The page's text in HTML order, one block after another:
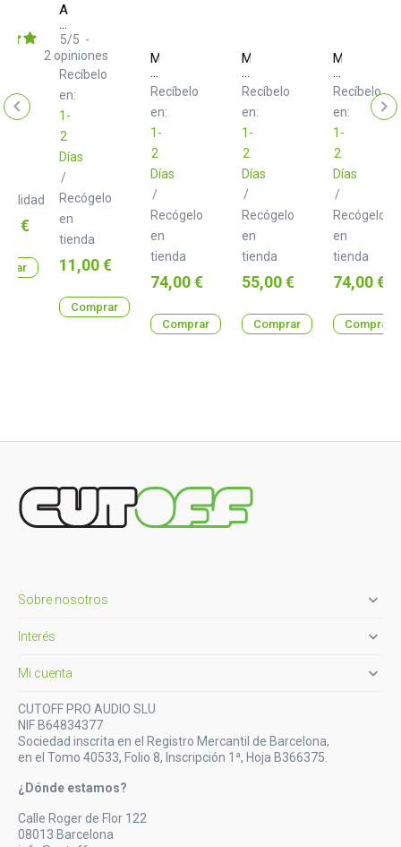
€
Adam
Hall
K3BVV0120SET
Recíbelo
en:
1-
2
Días
/
Recógelo
en
tienda
5/5 -
2 opiniones
Precio
11,00 €
Comprar
M-
Live
B.Beat
Hard
Bag
Recíbelo
en:
1-
2
Días
/
Recógelo
en
tienda
Precio
74,00 €
Comprar
M-
Live
B.Beat
Plier
Recíbelo
en:
1-
2
Días
/
Recógelo
en
tienda
Precio
55,00 €
Comprar
M-
Live
B.Beat
Light
Bag
Recíbelo
en:
1-
2
Días
/
Recógelo
en
tienda
Precio
74,00 €
Comprar
Sobre nosotros 
Interés 
Mi cuenta 
CUTOFF PRO AUDIO SLU
NIF B64834377
Sociedad inscrita en el Registro Mercantil de Barcelona,
en el Tomo 40533, Folio 8, Inscripción 1ª, Hoja B366375.
¿Dónde estamos?
Calle Roger de Flor 122
08013 Barcelona